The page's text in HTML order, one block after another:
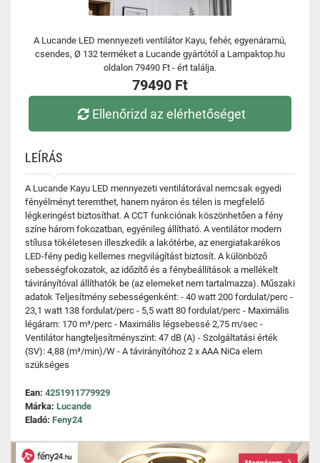
A Lucande LED mennyezeti ventilátor Kayu, fehér, egyenáramú,
csendes, Ø 132 terméket a Lucande gyártótól a Lampaktop.hu
oldalon 79490 Ft - ért találja.
79490 Ft
Ellenőrizd az elérhetőséget
LEÍRÁS
A Lucande Kayu LED mennyezeti ventilátorával nemcsak egyedi
fényélményt teremthet, hanem nyáron és télen is megfelelő
légkeringést biztosíthat. A CCT funkciónak köszönhetően a fény
színe három fokozatban, egyénileg állítható. A ventilátor modern
stílusa tökéletesen illeszkedik a lakótérbe, az energiatakarékos
LED-fény pedig kellemes megvilágítást biztosít. A különböző
sebességfokozatok, az időzítő és a fénybeállítások a mellékelt
távirányítóval állíthatók be (az elemeket nem tartalmazza). Műszaki
adatok Teljesítmény sebességenként: - 40 watt 200 fordulat/perc -
23,1 watt 138 fordulat/perc - 5,5 watt 80 fordulat/perc - Maximális
légáram: 170 m³/perc - Maximális légsebessé 2,75 m/sec -
Ventilátor hangteljesítményszint: 47 dB (A) - Szolgáltatási érték
(SV): 4,88 (m³/min)/W - A távirányítóhoz 2 x AAA NiCa elem
szükséges
Ean: 4251911779929
Márka: Lucande
Eladó: Feny24